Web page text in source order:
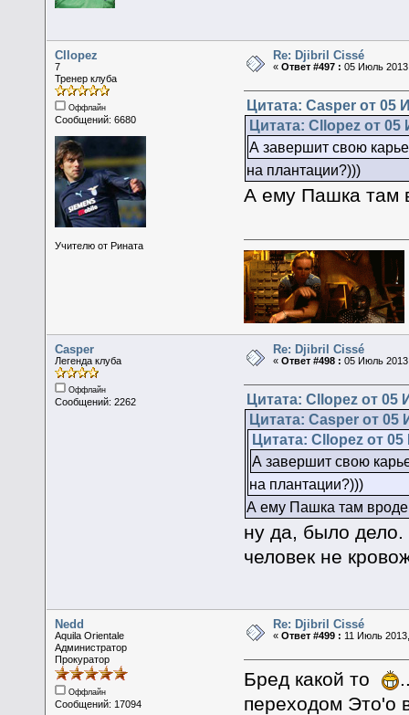
Cllopez
7
Тренер клуба
Оффлайн
Сообщений: 6680
Учителю от Рината
Re: Djibril Cissé
«Ответ #497 : 05 Июль
Цитата: Casper от 05
Цитата: Cllopez от
А завершит свою
на плантации?)))
А ему Пашка там
Casper
Легенда клуба
Оффлайн
Сообщений: 2262
Re: Djibril Cissé
«Ответ #498 : 05 Июль
Цитата: Cllopez от 05
Цитата: Casper от 05
Цитата: Cllopez от
А завершит свою
на плантации?)))
А ему Пашка там вроде
ну да, было дело.
человек не
Nedd
Aquila Orientale
Администратор
Прокуратор
Оффлайн
Сообщений: 17094
Re: Djibril Cissé
«Ответ #499 : 11 Июль
Бред какой то
переходом Это'о